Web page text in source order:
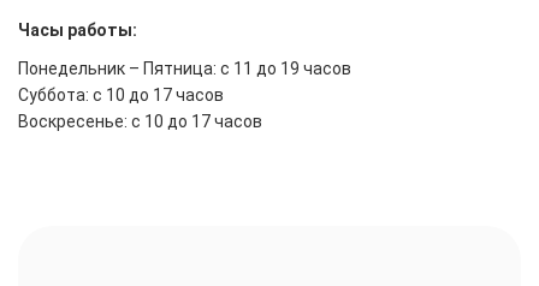
Часы работы:
Понедельник – Пятница: с 11 до 19 часов
Суббота: с 10 до 17 часов
Воскресенье: с 10 до 17 часов